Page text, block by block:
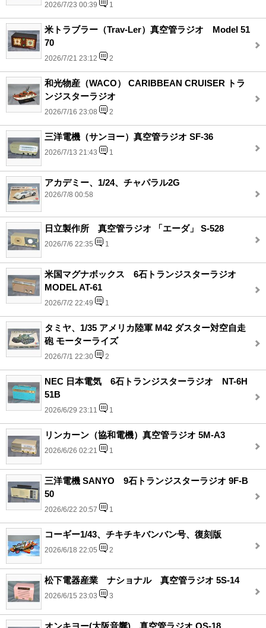
2026/7/23 00:39 1
米トラブラー（Trav-Ler）真空管ラジオ Model 51
70
2026/7/21 23:12 2
和光物産（WACO） CARIBBEAN CRUISER トラ
ンジスターラジオ
2026/7/16 23:08 2
三洋電機（サンヨー）真空管ラジオ SF-36
2026/7/13 21:43 1
アカデミー、1/24、チャパラル2G
2026/7/8 00:58
日立製作所 真空管ラジオ 「エーダ」 S-528
2026/7/6 22:35 1
米国マグナボックス 6石トランジスターラジオ
MODEL AT-61
2026/7/2 22:49 1
タミヤ、1/35 アメリカ陸軍 M42 ダスター対空自走
砲 モーターライズ
2026/7/1 22:30 2
NEC 日本電気 6石トランジスターラジオ NT-6H
51B
2026/6/29 23:11 1
リンカーン（協和電機）真空管ラジオ 5M-A3
2026/6/26 02:21 1
三洋電機 SANYO 9石トランジスターラジオ 9F-B
50
2026/6/22 20:57 1
コーギー1/43、チキチキバンバン号、復刻版
2026/6/18 22:05 2
松下電器産業 ナショナル 真空管ラジオ 5S-14
2026/6/15 23:03 3
オンキヨー(大阪音響)、真空管ラジオ OS-18